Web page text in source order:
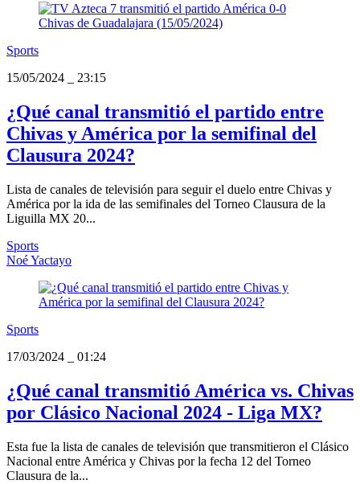
Sports
15/05/2024
23:15
¿Qué canal transmitió el partido entre
Chivas y América por la semifinal del
Clausura 2024?
Lista de canales de televisión para seguir el duelo entre Chivas y
América por la ida de las semifinales del Torneo Clausura de la
Liguilla MX 20...
Sports
Noé Yactayo
Sports
17/03/2024
01:24
¿Qué canal transmitió América vs. Chivas
por Clásico Nacional 2024 - Liga MX?
Esta fue la lista de canales de televisión que transmitieron el Clásico
Nacional entre América y Chivas por la fecha 12 del Torneo
Clausura de la...